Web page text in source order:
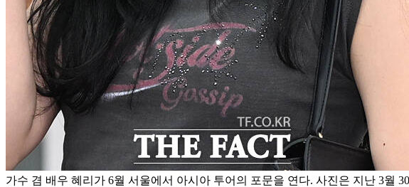
가수 겸 배우 혜리가 6월 서울에서 아시아 투어의 포문을 연다. 사진은 지난 3월 30